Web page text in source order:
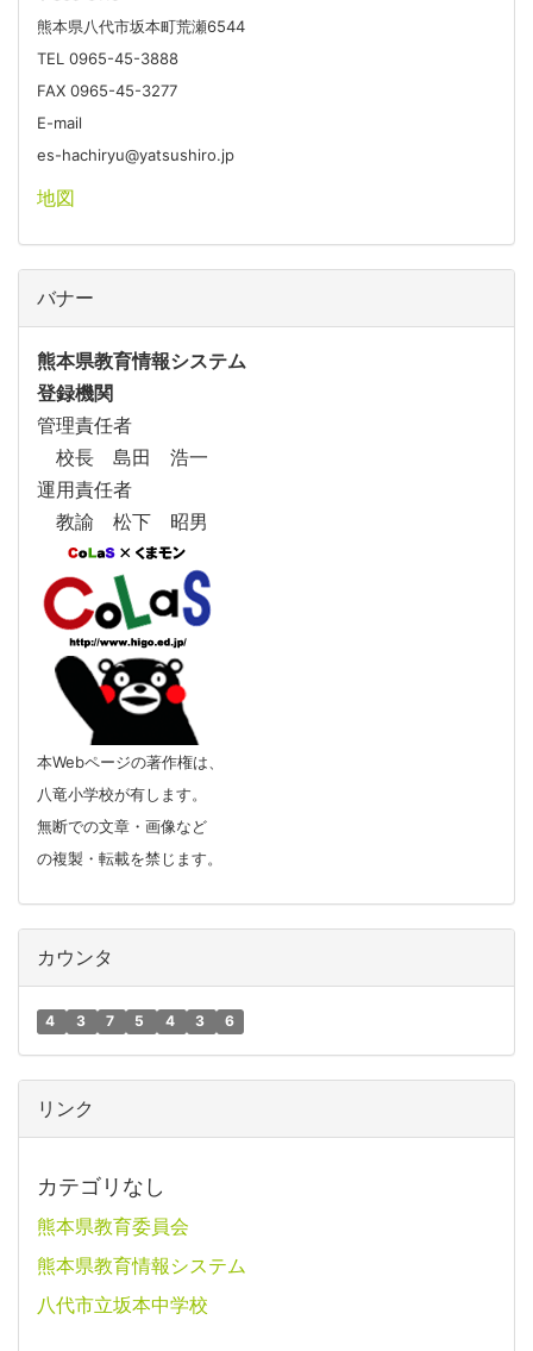
熊本県八代市坂本町荒瀬6544
TEL 0965-45-3888
FAX 0965-45-3277
E-mail
es-hachiryu@yatsushiro.jp
地図
バナー
熊本県教育情報システム
登録機関
管理責任者
校長 島田 浩一
運用責任者
教諭 松下 昭男
本Webページの著作権は、
八竜小学校が有します。
無断での文章・画像など
の複製・転載を禁じます。
カウンタ
4 3 7 5 4 3 6
リンク
カテゴリなし
熊本県教育委員会
熊本県教育情報システム
八代市立坂本中学校